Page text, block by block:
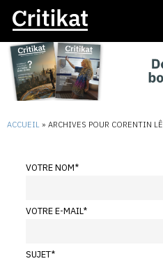
ACCUEIL » ARCHIVES POUR CORENTIN LÊ
VOTRE NOM*
VOTRE E-MAIL*
SUJET*